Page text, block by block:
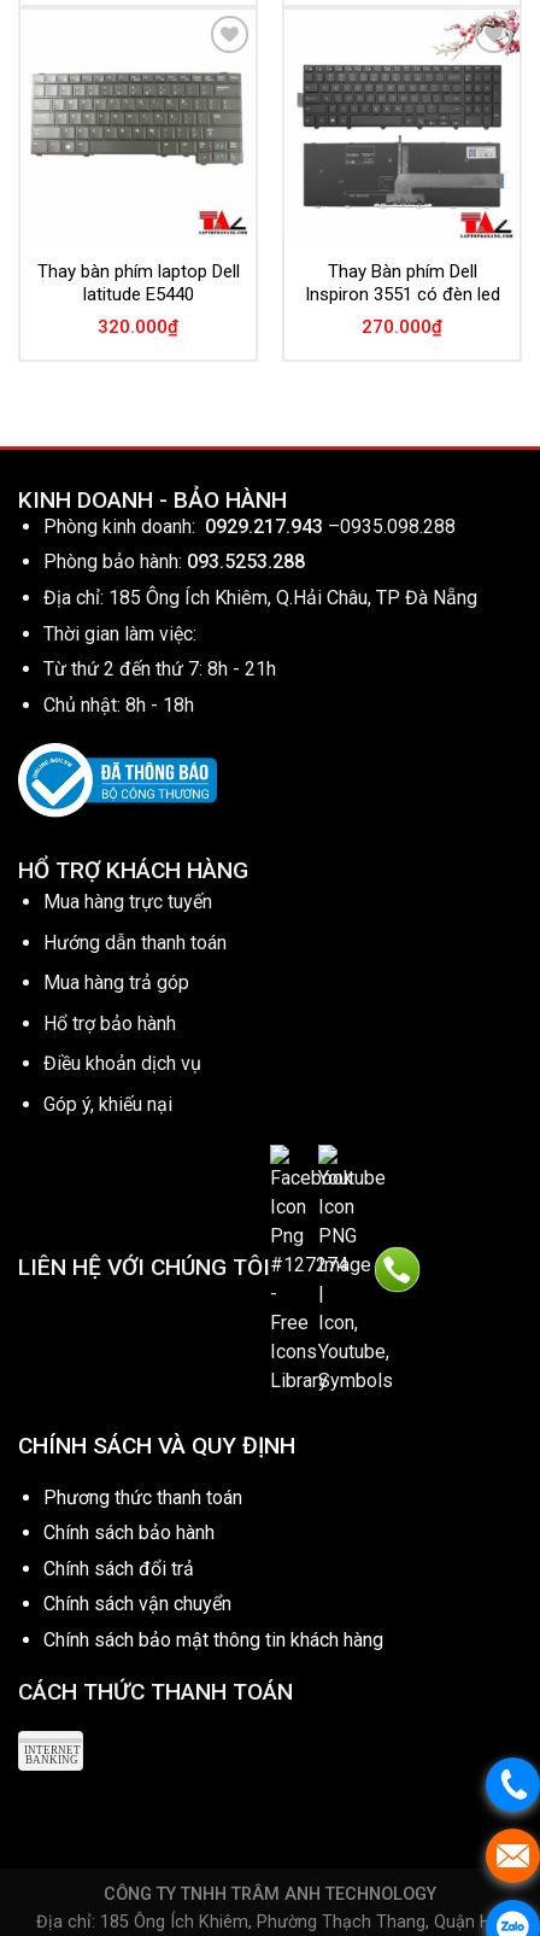
Add to
Wishlist
Thay bàn phím laptop Dell
latitude E5440
320.000₫
Add to
Wishlist
Thay Bàn phím Dell
Inspiron 3551 có đèn led
270.000₫
KINH DOANH - BẢO HÀNH
Phòng kinh doanh: 0929.217.943 –0935.098.288
Phòng bảo hành: 093.5253.288
Địa chỉ: 185 Ông Ích Khiêm, Q.Hải Châu, TP Đà Nẵng
Thời gian làm việc:
Từ thứ 2 đến thứ 7: 8h - 21h
Chủ nhật: 8h - 18h
HỔ TRỢ KHÁCH HÀNG
Mua hàng trực tuyến
Hướng dẫn thanh toán
Mua hàng trả góp
Hổ trợ bảo hành
Điều khoản dịch vụ
Góp ý, khiếu nại
LIÊN HỆ VỚI CHÚNG TÔI
CHÍNH SÁCH VÀ QUY ĐỊNH
Phương thức thanh toán
Chính sách bảo hành
Chính sách đổi trả
Chính sách vận chuyển
Chính sách bảo mật thông tin khách hàng
CÁCH THỨC THANH TOÁN
CÔNG TY TNHH TRÂM ANH TECHNOLOGY
Địa chỉ: 185 Ông Ích Khiêm, Phường Thạch Thang, Quận Hải